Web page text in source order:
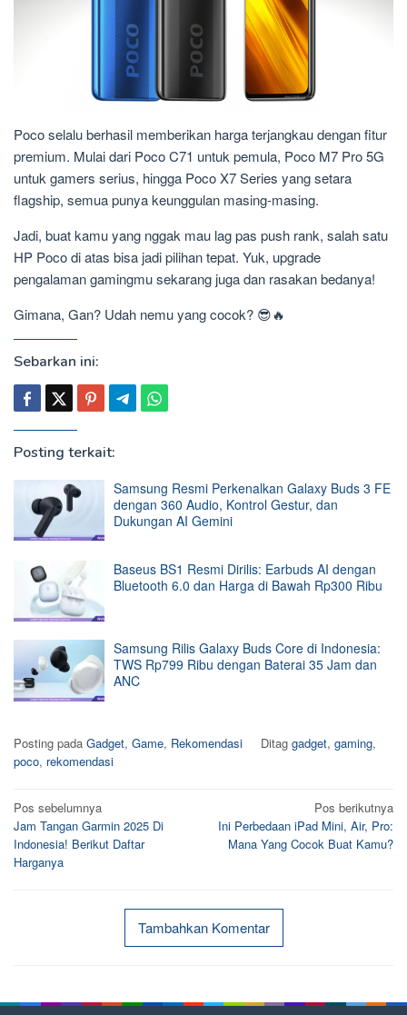
Poco selalu berhasil memberikan harga terjangkau dengan fitur
premium. Mulai dari Poco C71 untuk pemula, Poco M7 Pro 5G
untuk gamers serius, hingga Poco X7 Series yang setara
flagship, semua punya keunggulan masing-masing.
Jadi, buat kamu yang nggak mau lag pas push rank, salah satu
HP Poco di atas bisa jadi pilihan tepat. Yuk, upgrade
pengalaman gamingmu sekarang juga dan rasakan bedanya!
Gimana, Gan? Udah nemu yang cocok? 😎🔥
Sebarkan ini:
Posting terkait:
Samsung Resmi Perkenalkan Galaxy Buds 3 FE
dengan 360 Audio, Kontrol Gestur, dan
Dukungan AI Gemini
Baseus BS1 Resmi Dirilis: Earbuds AI dengan
Bluetooth 6.0 dan Harga di Bawah Rp300 Ribu
Samsung Rilis Galaxy Buds Core di Indonesia:
TWS Rp799 Ribu dengan Baterai 35 Jam dan
ANC
Posting pada Gadget, Game, Rekomendasi Ditag gadget, gaming,
poco, rekomendasi
Navigasi
pos
Pos sebelumnya
Jam Tangan Garmin 2025 Di
Indonesia! Berikut Daftar
Harganya
Pos berikutnya
Ini Perbedaan iPad Mini, Air, Pro:
Mana Yang Cocok Buat Kamu?
Tambahkan Komentar